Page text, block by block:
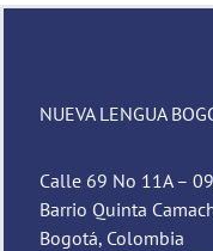
NUEVA LENGUA
Calle 69 No 11A –
Barrio Quinta
Bogotá, Colombia